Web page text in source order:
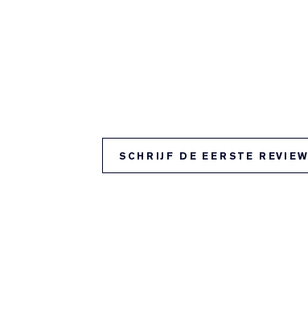
SCHRIJF DE EERSTE REVIEW